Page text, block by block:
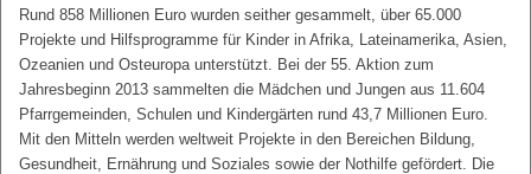
Rund 858 Millionen Euro wurden seither gesammelt, über 65.000
Projekte und Hilfsprogramme für Kinder in Afrika, Lateinamerika, Asien,
Ozeanien und Osteuropa unterstützt. Bei der 55. Aktion zum
Jahresbeginn 2013 sammelten die Mädchen und Jungen aus 11.604
Pfarrgemeinden, Schulen und Kindergärten rund 43,7 Millionen Euro.
Mit den Mitteln werden weltweit Projekte in den Bereichen Bildung,
Gesundheit, Ernährung und Soziales sowie der Nothilfe gefördert. Die